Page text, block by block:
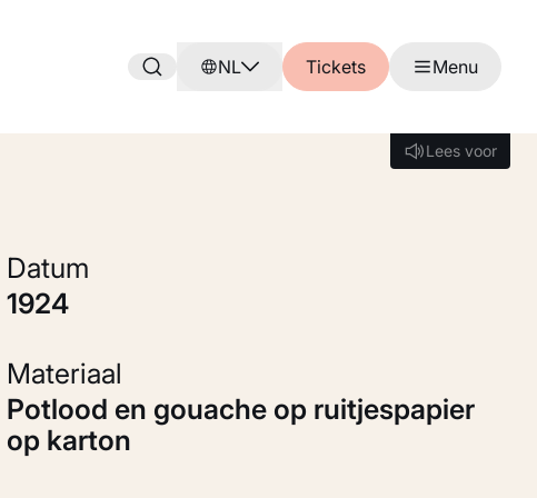
NL Tickets Menu
Lees voor
Lees voor
Datum
1924
Materiaal
Potlood en gouache op ruitjespapier
op karton